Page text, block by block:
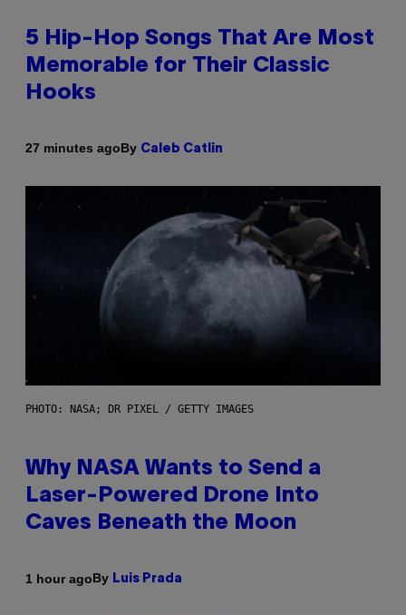
5 Hip-Hop Songs That Are Most
Memorable for Their Classic
Hooks
27 minutes agoBy Caleb Catlin
PHOTO: NASA; DR PIXEL / GETTY IMAGES
Why NASA Wants to Send a
Laser-Powered Drone Into
Caves Beneath the Moon
1 hour agoBy Luis Prada